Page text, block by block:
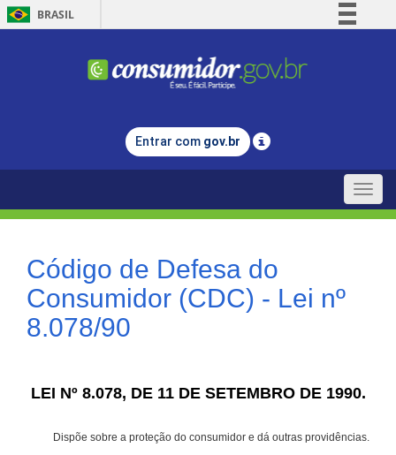
BRASIL
Comunica BR
Legislação
Entrar com gov.br
Toggle
Código de Defesa do
Consumidor (CDC) - Lei nº
8.078/90
LEI Nº 8.078, DE 11 DE SETEMBRO DE 1990.
Dispõe sobre a proteção do consumidor e dá outras providências.